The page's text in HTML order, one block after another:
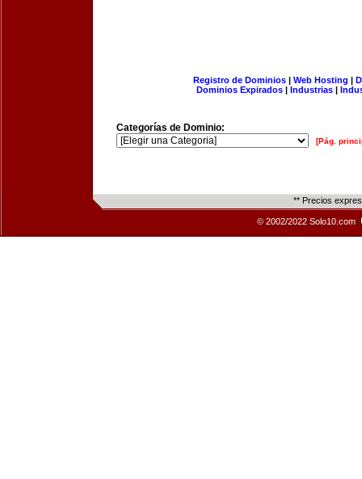
Registro de Dominios| Web Hosting |
Dominios Expirados | Industrias |
Categorías de Dominio:
[Pág.
** Precios
© 2002/2022 Solo10.com